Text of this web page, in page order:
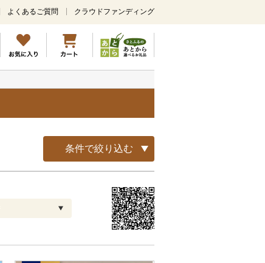
メ
ン
コ
ン
よくあるご質問 クラウドファンディング
条件で絞り込む
解除